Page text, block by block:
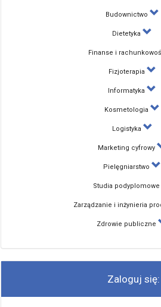
Budownictwo
Dietetyka
Finanse i
Fizjoterapia
Informatyka
Kosmetologia
Logistyka
Marketing cyfrowy
Pielęgniarstwo
Studia podyplomowe
Zarządzanie i inżynieria
Zdrowie publiczne
Zaloguj się: